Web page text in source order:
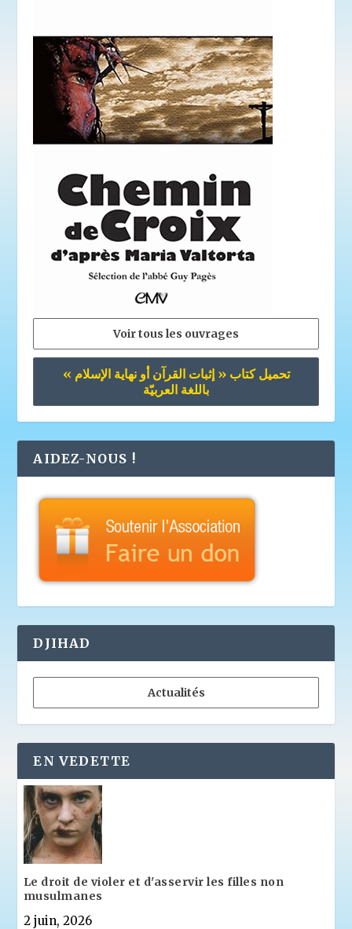
Voir tous les ouvrages
تحميل كتاب « إثبات القرآن أو نهاية الإسلام »
باللغة العربيّة
AIDEZ-NOUS !
DJIHAD
Actualités
EN VEDETTE
Le droit de violer et d'asservir les filles non
musulmanes
2 juin, 2026